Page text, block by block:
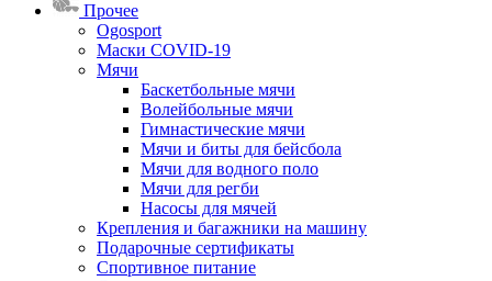
Прочее
Ogosport
Маски COVID-19
Мячи
Баскетбольные мячи
Волейбольные мячи
Гимнастические мячи
Мячи и биты для бейсбола
Мячи для водного поло
Мячи для регби
Насосы для мячей
Крепления и багажники на машину
Подарочные сертификаты
Спортивное питание